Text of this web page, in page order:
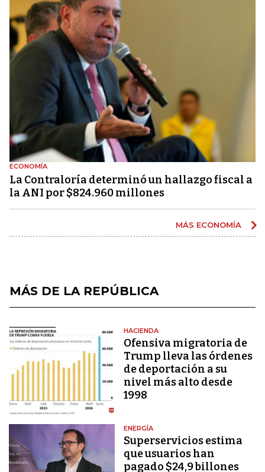
ECONOMÍA
La Contraloría determinó un hallazgo fiscal a
la ANI por $824.960 millones
MÁS ECONOMÍA
MÁS DE LA REPÚBLICA
HACIENDA
Ofensiva migratoria de
Trump lleva las órdenes
de deportación a su
nivel más alto desde
1998
ENERGÍA
Superservicios estima
que usuarios han
pagado $24,9 billones